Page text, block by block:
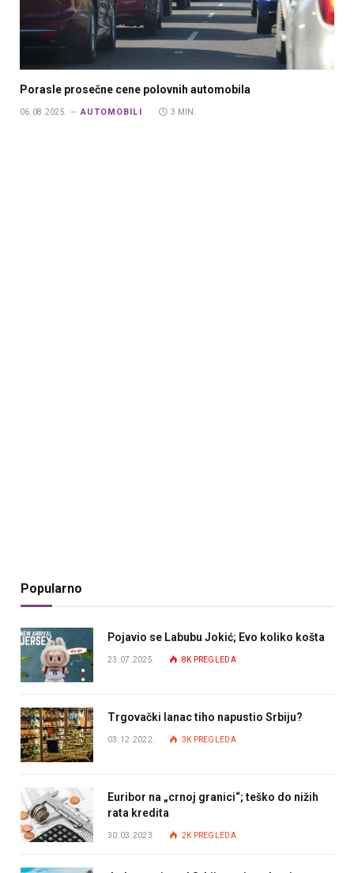
Porasle prosečne cene polovnih automobila
06.08.2025. AUTOMOBILI 3 MIN.
Popularno
Pojavio se Labubu Jokić; Evo koliko košta
23.07.2025. 8K PREGLEDA
Trgovački lanac tiho napustio Srbiju?
03.12.2022. 3K PREGLEDA
Euribor na „crnoj granici“; teško do nižih
rata kredita
30.03.2023. 2K PREGLEDA